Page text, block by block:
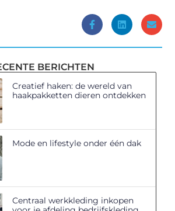
BERICHTEN
Creatief haken: de wereld van
haakpakketten dieren ontdekken
Mode en lifestyle onder één dak
Centraal werkkleding inkopen